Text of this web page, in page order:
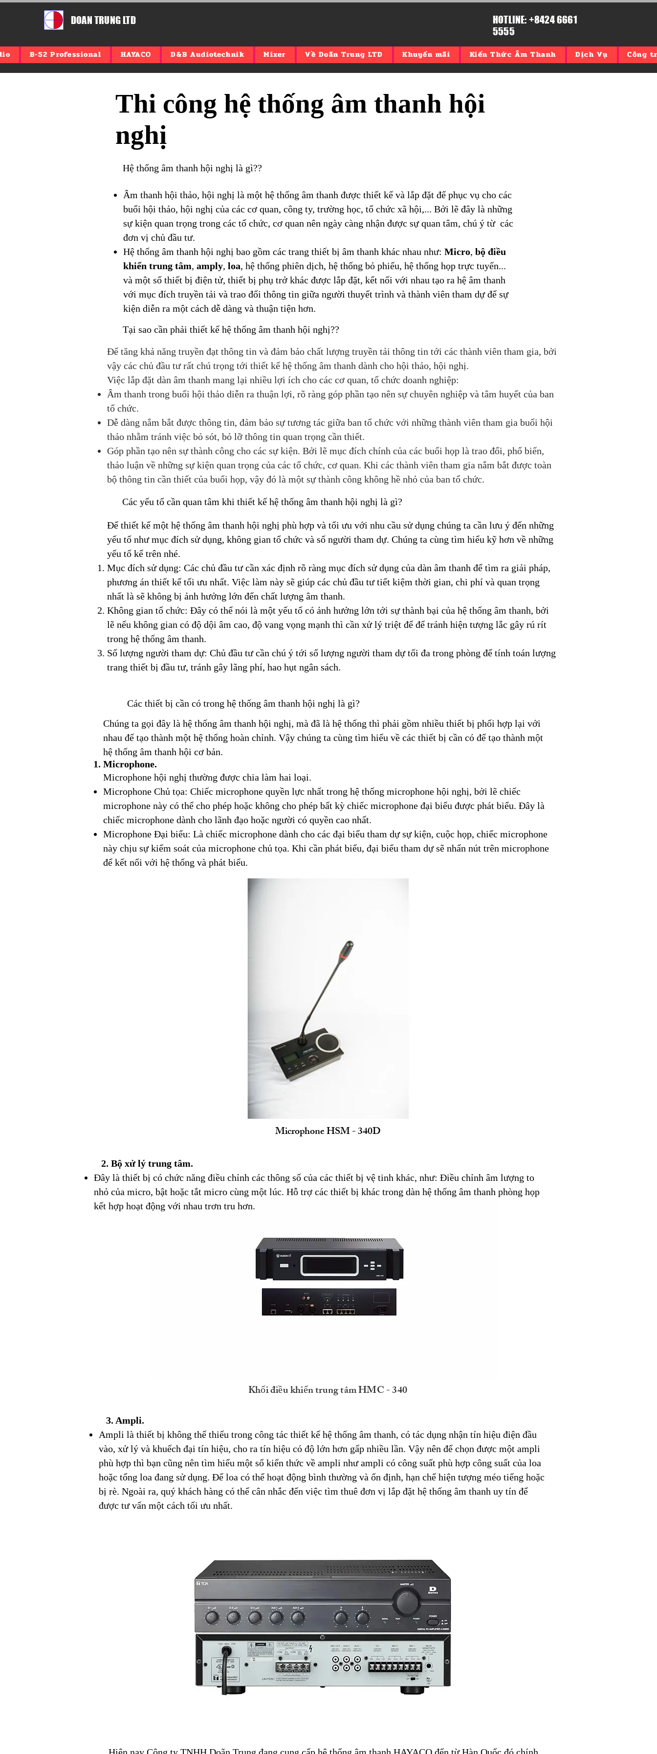
DOAN TRUNG LTD
HOTLINE: +8424 6661
5555
B-52 Professional HAYACO D&B Audiotechnik Mixer Về Doãn Trung LTD Khuyến mãi Kiến Thức Âm Thanh Dịch Vụ Công
​Thi công hệ thống âm thanh hội
nghị
​Hệ thống âm thanh hội nghị là gì??
Âm thanh hội thảo, hội nghị là một hệ thống âm thanh được thiết kế và lắp đặt để phục vụ cho các
buổi hội thảo, hội nghị của các cơ quan, công ty, trường học, tổ chức xã hội,... Bởi lẽ đây là những
sự kiện quan trọng trong các tổ chức, cơ quan nên ngày càng nhận được sự quan tâm, chú ý từ các
đơn vị chủ đầu tư.
Hệ thống âm thanh hội nghị bao gồm các trang thiết bị âm thanh khác nhau như: Micro, bộ điều
khiển trung tâm, amply, loa, hệ thống phiên dịch, hệ thống bỏ phiếu, hệ thống họp trực tuyến...
và một số thiết bị điện tử, thiết bị phụ trở khác được lắp đặt, kết nối với nhau tạo ra hệ âm thanh
với mục đích truyền tải và trao đổi thông tin giữa người thuyết trình và thành viên tham dự để sự
kiện diễn ra một cách dễ dàng và thuận tiện hơn.
Tại sao cần phải thiết kế hệ thống âm thanh hội nghị??
Để tăng khả năng truyền đạt thông tin và đảm bảo chất lượng truyền tải thông tin tới các thành viên tham gia, bởi
vậy các chủ đầu tư rất chú trọng tới thiết kế hệ thống âm thanh dành cho hội thảo, hội nghị.
Việc lắp đặt dàn âm thanh mang lại nhiều lợi ích cho các cơ quan, tổ chức doanh nghiệp:
Âm thanh trong buổi hội thảo diễn ra thuận lợi, rõ ràng góp phần tạo nên sự chuyên nghiệp và tâm huyết của ban
tổ chức.
Dễ dàng nắm bắt được thông tin, đảm bảo sự tương tác giữa ban tổ chức với những thành viên tham gia buổi hội
thảo nhằm tránh việc bỏ sót, bỏ lỡ thông tin quan trọng cần thiết.
Góp phần tạo nên sự thành công cho các sự kiện. Bởi lẽ mục đích chính của các buổi họp là trao đổi, phổ biến,
thảo luận về những sự kiện quan trọng của các tổ chức, cơ quan. Khi các thành viên tham gia nắm bắt được toàn
bộ thông tin cần thiết của buổi họp, vậy đó là một sự thành công không hề nhỏ của ban tổ chức.
Các yếu tố cần quan tâm khi thiết kế hệ thống âm thanh hội nghị là gì?
Để thiết kế một hệ thống âm thanh hội nghị phù hợp và tối ưu với nhu cầu sử dụng chúng ta cần lưu ý đến những
yếu tố như mục đích sử dụng, không gian tổ chức và số người tham dự. Chúng ta cùng tìm hiểu kỹ hơn về những
yếu tố kể trên nhé.
Mục đích sử dụng: Các chủ đầu tư cần xác định rõ ràng mục đích sử dụng của dàn âm thanh để tìm ra giải pháp,
phương án thiết kế tối ưu nhất. Việc làm này sẽ giúp các chủ đầu tư tiết kiệm thời gian, chi phí và quan trọng
nhất là sẽ không bị ảnh hưởng lớn đến chất lượng âm thanh.
Không gian tổ chức: Đây có thể nói là một yếu tố có ảnh hưởng lớn tới sự thành bại của hệ thống âm thanh, bởi
lẽ nếu không gian có độ dội âm cao, độ vang vọng mạnh thì cần xử lý triệt để để tránh hiện tượng lắc gây rú rít
trong hệ thống âm thanh.
Số lượng người tham dự: Chủ đầu tư cần chú ý tới số lượng người tham dự tối đa trong phòng để tính toán lượng
trang thiết bị đầu tư, tránh gây lãng phí, hao hụt ngân sách.
Các thiết bị cần có trong hệ thống âm thanh hội nghị là gì?
Chúng ta gọi đây là hệ thống âm thanh hội nghị, mà đã là hệ thống thì phải gồm nhiều thiết bị phối hợp lại với
nhau để tạo thành một hệ thống hoàn chỉnh. Vậy chúng ta cùng tìm hiểu về các thiết bị cần có để tạo thành một
hệ thống âm thanh hội cơ bản.
Microphone.
Microphone hội nghị thường được chia làm hai loại.
Microphone Chủ tọa​: Chiếc microphone quyền lực nhất trong hệ thống microphone hội nghị, bởi lẽ chiếc
microphone này có thể cho phép hoặc không cho phép bất kỳ chiếc microphone đại biểu được phát biểu. Đây là
chiếc microphone dành cho lãnh đạo hoặc người có quyền cao nhất.
Microphone Đại biểu: Là chiếc microphone dành cho các đại biểu tham dự sự kiện, cuộc họp, chiếc microphone
này chịu sự kiểm soát của microphone chủ tọa. Khi cần phát biểu, đại biểu tham dự sẽ nhấn nút trên microphone
để kết nối với hệ thống và phát biểu.
Microphone HSM - 340D
Khối điều khiển trung tâm HMC - 340
2. Bộ xử lý trung tâm.​
Đây là thiết bị có chức năng điều chỉnh các thông số của các thiết bị vệ tinh khác, như: Điều chỉnh âm lượng to
nhỏ của micro, bật hoặc tắt micro cùng một lúc. Hỗ trợ các thiết bị khác trong dàn hệ thống âm thanh phòng họp
kết hợp hoạt động với nhau trơn tru hơn.
​ 3. Ampli.
Ampli là thiết bị không thể thiếu trong công tác thiết kế hệ thống âm thanh, có tác dụng nhận tín hiệu điện đầu
vào, xử lý và khuếch đại tín hiệu, cho ra tín hiệu có độ lớn hơn gấp nhiều lần. Vậy nên để chọn được một ampli
phù hợp thì bạn cũng nên tìm hiểu một số kiến thức về ampli như ampli có công suất phù hợp công suất của loa
hoặc tổng loa đang sử dụng. Để loa có thể hoạt động bình thường và ổn định, hạn chế hiện tượng méo tiếng hoặc
bị rè. Ngoài ra, quý khách hàng có thể cân nhắc đến việc tìm thuê đơn vị lắp đặt hệ thống âm thanh uy tín để
được tư vấn một cách tối ưu nhất.